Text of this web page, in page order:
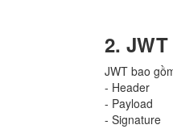
2.
JWT bao
- Header
- Payload
- Signature